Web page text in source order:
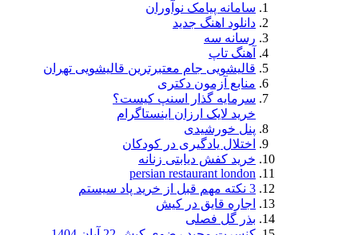
سامانه پیامک نوآوران
دانلود اهنگ جدید
رسانه سه
آهنگ تاپ
قالیشویی جام معتبرترین قالیشویی تهران
منابع آزمون دکتری
سرمایه گذار اسنپ کیست؟
خرید لایک ارزان اینستاگرام
پنل خورشیدی
اختلال یادگیری در کودکان
خرید کفش دیابتی زنانه
persian restaurant london
3 نکته مهم قبل از خرید پاد سیستم
اجاره قایق در کیش
بذر گل فصلی